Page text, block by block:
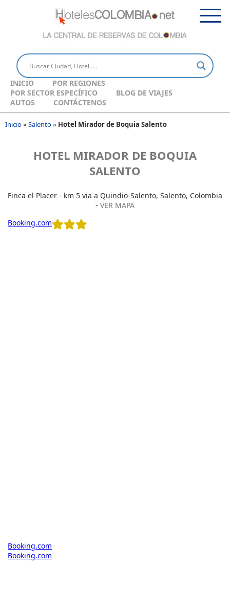
INICIO
POR REGIONES
POR SECTOR ESPECÍFICO
BLOG DE VIAJES
AUTOS
CONTÁCTENOS
Inicio» Salento» Hotel Mirador de Boquia Salento
HOTEL MIRADOR DE BOQUIA
SALENTO
Finca el Placer - km 5 via a Quindio-Salento, Salento, Colombia
- VER MAPA
Booking.com
Booking.com
Booking.com